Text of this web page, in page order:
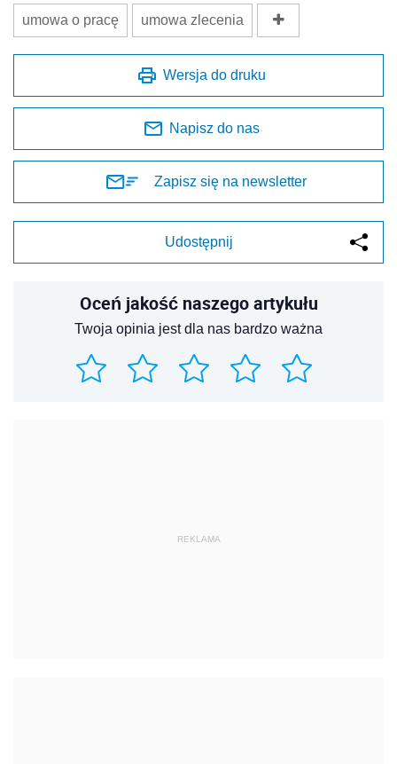
umowa o pracę umowa zlecenia
Wersja do druku
Napisz do nas
Zapisz się na newsletter
Udostępnij
Oceń jakość naszego artykułu
Twoja opinia jest dla nas bardzo ważna
REKLAMA